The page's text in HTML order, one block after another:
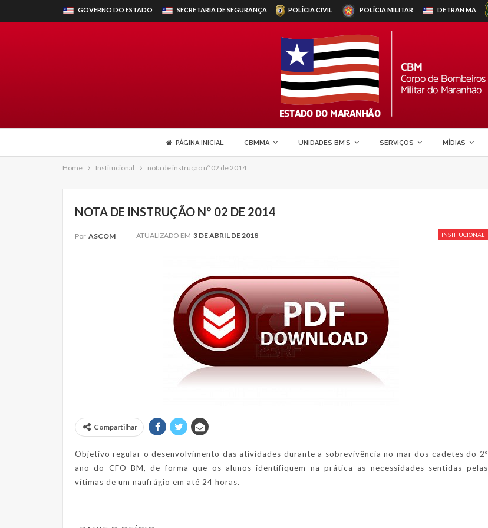
GOVERNO DO ESTADO SECRETARIA DE SEGURANÇA POLÍCIA CIVIL POLÍCIA MILITAR DETRANMA
PÁGINA INICIAL CBMMA UNIDADES BM’S SERVIÇOS MÍDIAS
Home Institucional nota de instrução nº 02 de 2014
NOTA DE INSTRUÇÃO Nº 02 DE 2014
INSTITUCIONAL
Por ASCOM ATUALIZADO EM 3 DE ABRIL DE 2018
Compartilhar
Objetivo regular o desenvolvimento das atividades durante a sobrevivência no mar dos cadetes do 2º
ano do CFO BM, de forma que os alunos identifiquem na prática as necessidades sentidas pelas
vítimas de um naufrágio em até 24 horas.